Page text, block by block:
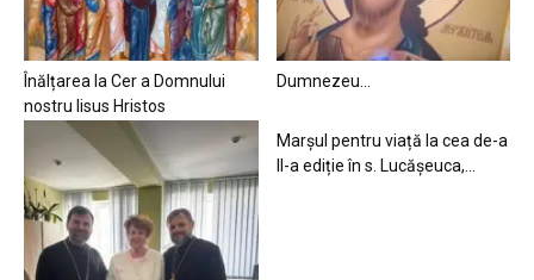
Înălțarea la Cer a Domnului
nostru Iisus Hristos
Dumnezeu…
Marșul pentru viață la cea de-a
II-a ediție în s. Lucășeuca,...